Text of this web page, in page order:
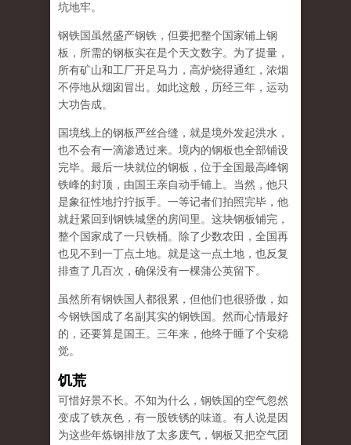
坑地牢。
钢铁国虽然盛产钢铁，但要把整个国家铺上钢
板，所需的钢板实在是个天文数字。为了提量，
所有矿山和工厂开足马力，高炉烧得通红，浓烟
不停地从烟囱冒出。如此这般，历经三年，运动
大功告成。
国境线上的钢板严丝合缝，就是境外发起洪水，
也不会有一滴渗透过来。境内的钢板也全部铺设
完毕。最后一块就位的钢板，位于全国最高峰钢
铁峰的封顶，由国王亲自动手铺上。当然，他只
是象征性地拧拧扳手。一等记者们拍照完毕，他
就赶紧回到钢铁城堡的房间里。这块钢板铺完，
整个国家成了一只铁桶。除了少数农田，全国再
也见不到一丁点土地。就是这一点土地，也反复
排查了几百次，确保没有一棵蒲公英留下。
虽然所有钢铁国人都很累，但他们也很骄傲，如
今钢铁国成了名副其实的钢铁国。然而心情最好
的，还要算是国王。三年来，他终于睡了个安稳
觉。
饥荒
可惜好景不长。不知为什么，钢铁国的空气忽然
变成了铁灰色，有一股铁锈的味道。有人说是因
为这些年炼钢排放了太多废气，钢板又把空气团